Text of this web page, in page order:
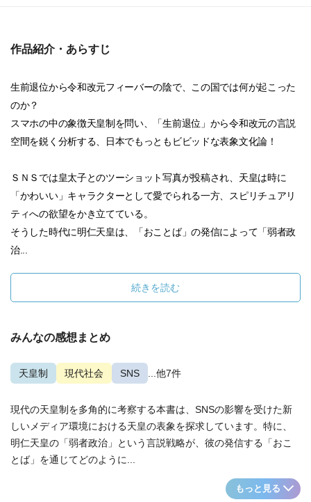
作品紹介・あらすじ
生前退位から令和改元フィーバーの陰で、この国では何が起こった
のか？
スマホの中の象徴天皇制を問い、「生前退位」から令和改元の言説
空間を鋭く分析する、日本でもっともビビッドな表象文化論！
ＳＮＳでは皇太子とのツーショット写真が投稿され、天皇は時に
「かわいい」キャラクターとして愛でられる一方、スピリチュアリ
ティへの欲望をかき立てている。
そうした時代に明仁天皇は、「おことば」の発信によって「弱者政
治...
続きを読む
みんなの感想まとめ
天皇制 現代社会 SNS ...他7件
現代の天皇制を多角的に考察する本書は、SNSの影響を受けた新
しいメディア環境における天皇の表象を探求しています。特に、
明仁天皇の「弱者政治」という言説戦略が、彼の発信する「おこ
とば」を通じてどのように...
もっと見る